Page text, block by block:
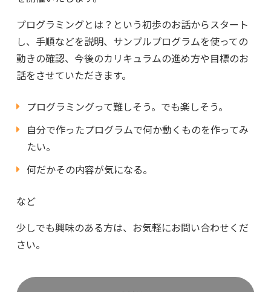
プログラミングとは？という初歩のお話からスタート
し、手順などを説明、サンプルプログラムを使っての
動きの確認、今後のカリキュラムの進め方や目標のお
話をさせていただきます。
プログラミングって難しそう。でも楽しそう。
自分で作ったプログラムで何か動くものを作ってみ
たい。
何だかその内容が気になる。
など
少しでも興味のある方は、お気軽にお問い合わせくだ
さい。